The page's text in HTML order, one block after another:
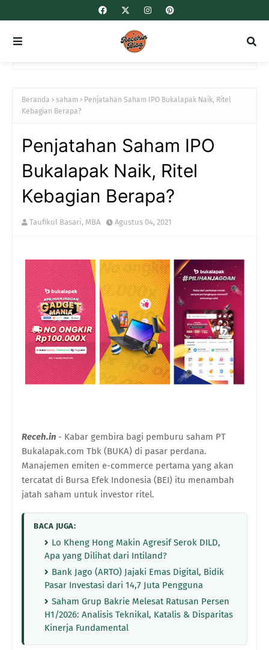
Beranda saham
Penjatahan Saham IPO Bukalapak Naik, Ritel
Kebagian Berapa?
Penjatahan Saham IPO
Bukalapak Naik, Ritel
Kebagian Berapa?
Taufikul Basari, MBA Agustus 04, 2021
Receh.in - Kabar gembira bagi pemburu saham PT
Bukalapak.com Tbk (BUKA) di pasar perdana.
Manajemen emiten e-commerce pertama yang akan
tercatat di Bursa Efek Indonesia (BEI) itu menambah
jatah saham untuk investor ritel.
BACA JUGA:
Lo Kheng Hong Makin Agresif Serok DILD,
Apa yang Dilihat dari Intiland?
Bank Jago (ARTO) Jajaki Emas Digital, Bidik
Pasar Investasi dari 14,7 Juta Pengguna
Saham Grup Bakrie Melesat Ratusan Persen
H1/2026: Analisis Teknikal, Katalis & Disparitas
Kinerja Fundamental